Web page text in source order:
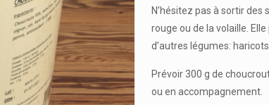
N’hésitez pas à sortir
rouge ou de la volaille.
d’autres légumes:
Prévoir 300 g de
ou en accompagnement.